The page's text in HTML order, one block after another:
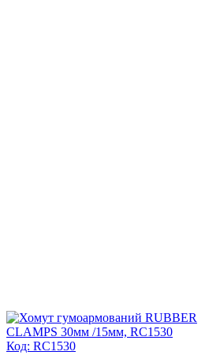
Код: RC1530